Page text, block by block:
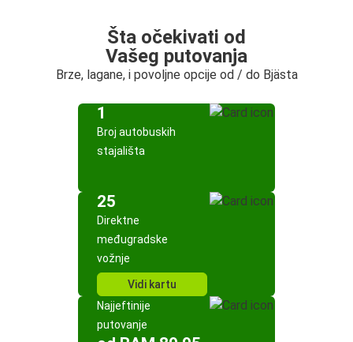
Šta očekivati od
Vašeg putovanja
Brze, lagane, i povoljne opcije od / do Bjästa
1
Broj autobuskih
stajališta
25
Direktne
međugradske
vožnje
Vidi kartu
Najjeftinije
putovanje